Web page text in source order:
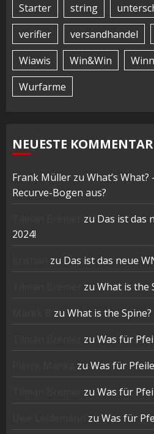
Starter
string
verifier
versandhandel
Wiawis
Win&Win
Wurfarme
NEUESTE
Frank Müller zu What’s
Recurve-Bogen aus?
zu Das ist das
2024!
zu Das ist das neue
zu What is the
zu What is the Spine?
zu Was für
zu Was für
zu Was für
zu Was für